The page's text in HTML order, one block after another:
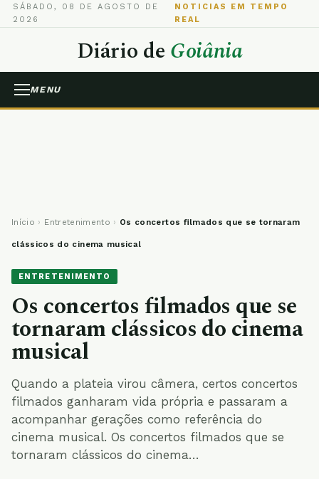
SÁBADO, 08 DE AGOSTO DE
2026
NOTICIAS EM TEMPO
REAL
Diário deGoiânia
MENU
Início › Entretenimento › Os concertos filmados que se tornaram
clássicos do cinema musical
ENTRETENIMENTO
Os concertos filmados que se
tornaram clássicos do cinema
musical
Quando a plateia virou câmera, certos concertos
filmados ganharam vida própria e passaram a
acompanhar gerações como referência do
cinema musical. Os concertos filmados que se
tornaram clássicos do cinema…